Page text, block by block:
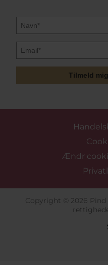
Tilmeld
Ændr
Copyright © 2026 Pind